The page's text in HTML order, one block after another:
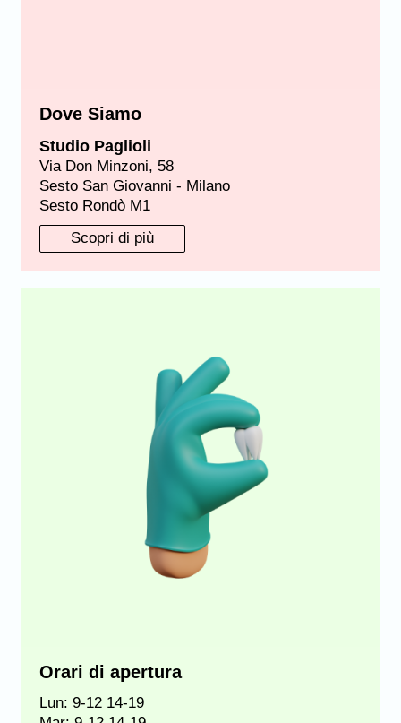
Dove Siamo
Studio Paglioli
Via Don Minzoni, 58
Sesto San Giovanni - Milano
Sesto Rondò M1
Scopri di più
Orari di apertura
Lun: 9-12 14-19